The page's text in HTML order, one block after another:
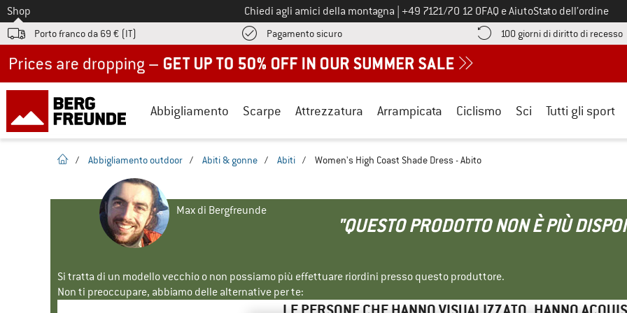
Allo
Shop Chiedi agli amici della montagna Chiamaci al numero
+49 7121/70 12 0FAQ e AiutoStato dell’ordine
Porto franco da 69 € (IT) Pagamento sicuroQui trovi le informazioni di pagamento! Si apre in una casella
100 giorni di diritto di recesso
Abbigliamento Scarpe Attrezzatura Arrampicata Ciclismo Sci Tutti gli sport
pagina iniziale
/ Abbigliamento outdoor / Abiti & gonne / Abiti / Women's High Coast Shade Dress - Abito
Max di Bergfreunde
"QUESTO PRODOTTO NON È PIÙ
Si tratta di un modello vecchio o non possiamo più effettuare riordini presso questo produttore.
Non ti preoccupare, abbiamo delle alternative per te: